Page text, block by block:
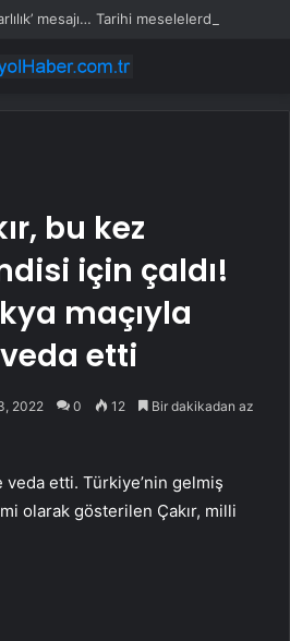
bu kez
için çaldı!
maçıyla
etti
2022 0 12 Bir dakikadan az
veda etti. Türkiye’nin gelmiş
olarak gösterilen Çakır, milli